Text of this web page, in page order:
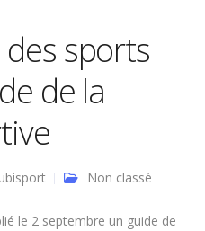
sports
de la
ubisport Non classé
le 2 septembre un guide de